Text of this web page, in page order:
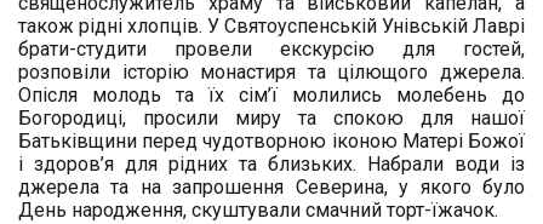
також рідні хлопців. У Святоуспенській Унівській Лаврі
брати-студити провели екскурсію для гостей,
розповіли історію монастиря та цілющого джерела.
Опісля молодь та їх сім’ї молились молебень до
Богородиці, просили миру та спокою для нашої
Батьківщини перед чудотворною іконою Матері Божої
і здоров’я для рідних та близьких. Набрали води із
джерела та на запрошення Северина, у якого було
День народження, скуштували смачний торт-їжачок.